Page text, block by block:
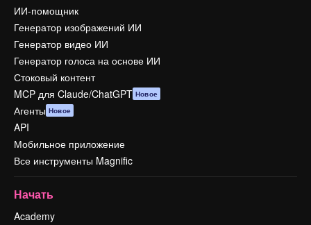
ИИ-помощник
Генератор изображений ИИ
Генератор видео ИИ
Генератор голоса на основе ИИ
Стоковый контент
MCP для Claude/ChatGPT Новое
Агенты Новое
API
Мобильное приложение
Все инструменты Magnific
Начать
Academy